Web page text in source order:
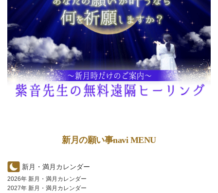
新月の願い事navi MENU
新月・満月カレンダー
2026年 新月・満月カレンダー
2027年 新月・満月カレンダー